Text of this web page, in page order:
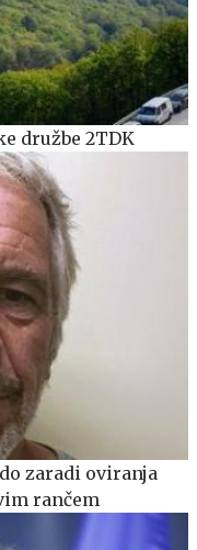
družbe 2TDK
zaradi oviranja
rančem